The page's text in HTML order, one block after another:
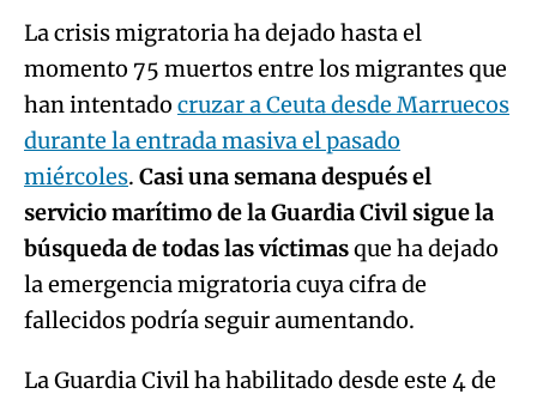
La crisis migratoria ha dejado hasta el
momento 75 muertos entre los migrantes que
han intentado cruzar a Ceuta desde Marruecos
durante la entrada masiva el pasado
miércoles. Casi una semana después el
servicio marítimo de la Guardia Civil sigue la
búsqueda de todas las víctimasque ha dejado
la emergencia migratoria cuya cifra de
fallecidos podría seguir aumentando.
La Guardia Civil ha habilitado desde este 4 de